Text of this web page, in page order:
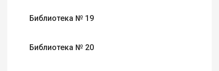
Библиотека № 19
Библиотека № 20